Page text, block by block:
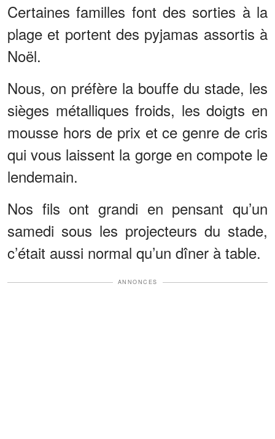
Certaines familles font des sorties à la
plage et portent des pyjamas assortis à
Noël.
Nous, on préfère la bouffe du stade, les
sièges métalliques froids, les doigts en
mousse hors de prix et ce genre de cris
qui vous laissent la gorge en compote le
lendemain.
Nos fils ont grandi en pensant qu’un
samedi sous les projecteurs du stade,
c’était aussi normal qu’un dîner à table.
ANNONCES